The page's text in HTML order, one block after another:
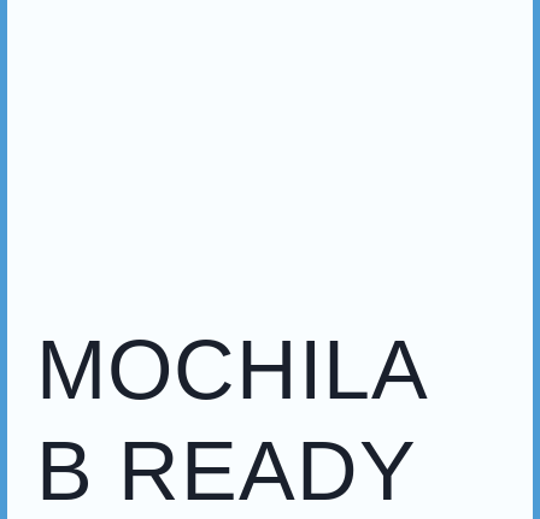
MOCHILA
B READY